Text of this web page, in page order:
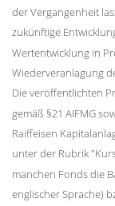
der Vergangenheit
zukünftige
Wertentwicklung in
Wiederveranlagung
Die veröffentlichten
gemäß §21 AIFMG
Raiffeisen
unter der Rubrik
manchen Fonds die
englischer Sprache)